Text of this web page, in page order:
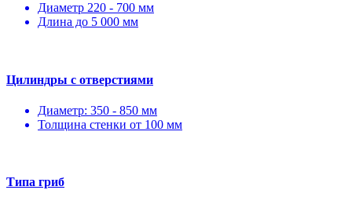
Диаметр 220 - 700 мм
Длина до 5 000 мм
Цилиндры с отверстиями
Диаметр: 350 - 850 мм
Толщина стенки от 100 мм
Типа гриб